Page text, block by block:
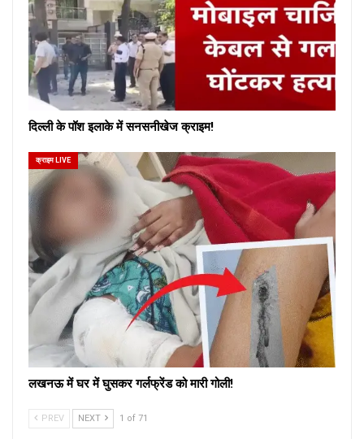
दिल्ली के पॉश इलाके में सनसनीखेज क्राइम!
क्राइम LIVE
लखनऊ में घर में घुसकर गर्लफ्रेंड को मारी गोली!
PREV NEXT 1 of 71